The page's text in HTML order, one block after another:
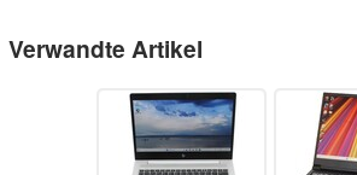
Verwandte Artikel